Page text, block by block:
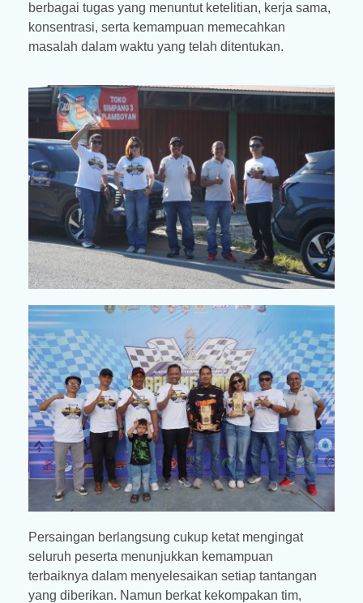
berbagai tugas yang menuntut ketelitian, kerja sama,
konsentrasi, serta kemampuan memecahkan
masalah dalam waktu yang telah ditentukan.
Persaingan berlangsung cukup ketat mengingat
seluruh peserta menunjukkan kemampuan
terbaiknya dalam menyelesaikan setiap tantangan
yang diberikan. Namun berkat kekompakan tim,